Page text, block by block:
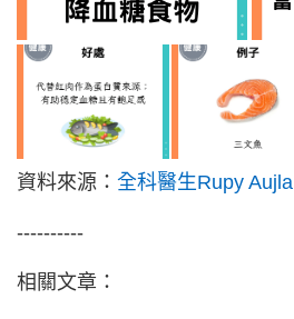
資料來源： 全科醫生Rupy Aujla
----------
相關文章：